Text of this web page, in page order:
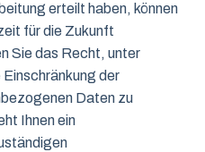
erteilt haben, können
für die Zukunft
Sie das Recht, unter
der
Daten zu
Ihnen ein